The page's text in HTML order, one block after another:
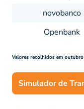
novobanco
Openbank
Valores recolhidos em
Simulador de